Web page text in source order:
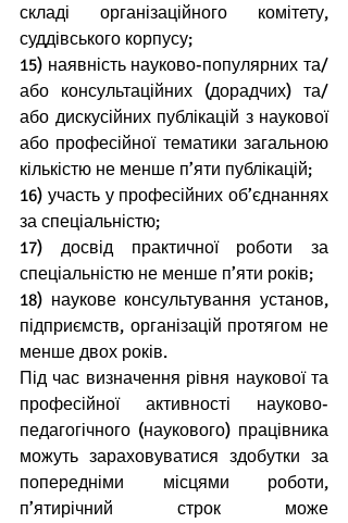
складі організаційного комітету,
суддівського корпусу;
15) наявність науково-популярних та/
або консультаційних (дорадчих) та/
або дискусійних публікацій з наукової
або професійної тематики загальною
кількістю не менше п’яти публікацій;
16) участь у професійних об’єднаннях
за спеціальністю;
17) досвід практичної роботи за
спеціальністю не менше п’яти років;
18) наукове консультування установ,
підприємств, організацій протягом не
менше двох років.
Під час визначення рівня наукової та
професійної активності науково-
педагогічного (наукового) працівника
можуть зараховуватися здобутки за
попередніми місцями роботи,
п’ятирічний строк може